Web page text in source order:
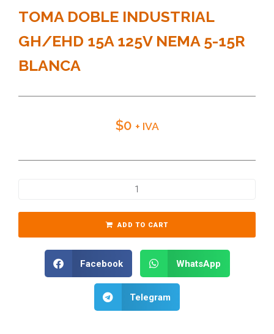
TOMA DOBLE INDUSTRIAL
GH/EHD 15A 125V NEMA 5-15R
BLANCA
$0 + IVA
ADD TO CART
Facebook WhatsApp
Telegram